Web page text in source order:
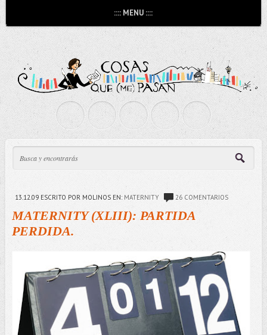
:::: MENU ::::
13.12.09ESCRITO POR MOLINOS EN: MATERNITY 26 COMENTARIOS
MATERNITY (XLIII): PARTIDA
PERDIDA.